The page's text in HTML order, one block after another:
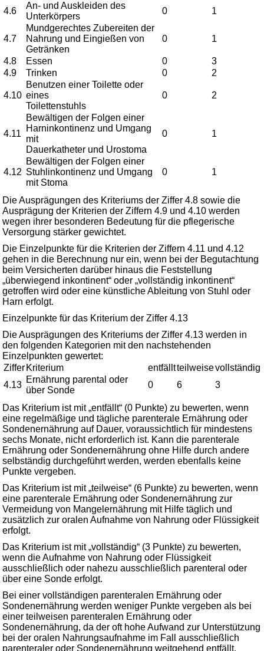
4.6
An- und Auskleiden des
Unterkörpers
0 1
4.7
Mundgerechtes Zubereiten der
Nahrung und Eingießen von
Getränken
0 1
4.8 Essen 0
3
4.9
Trinken 0 2
4.10
Benutzen einer Toilette oder
eines
Toilettenstuhls
0 2
4.11
Bewältigen der Folgen einer
Harninkontinenz und Umgang
mit
Dauerkatheter und Urostoma
0 1
4.12
Bewältigen der Folgen einer
Stuhlinkontinenz und Umgang
mit Stoma
0 1
Die Ausprägungen des Kriteriums der Ziffer 4.8 sowie die
Ausprägung der Kriterien der Ziffern 4.9 und 4.10 werden
wegen ihrer besonderen Bedeutung für die pflegerische
Versorgung stärker gewichtet.
Die Einzelpunkte für die Kriterien der Ziffern 4.11 und 4.12
gehen in die Berechnung nur ein, wenn bei der Begutachtung
beim Versicherten darüber hinaus die Feststellung
„überwiegend inkontinent“ oder „vollständig inkontinent“
getroffen wird oder eine künstliche Ableitung von Stuhl oder
Harn erfolgt.
Einzelpunkte für das Kriterium der Ziffer 4.13
Die Ausprägungen des Kriteriums der Ziffer 4.13 werden in
den folgenden Kategorien mit den nachstehenden
Einzelpunkten gewertet:
Ziffer Kriterium entfälltteilweisevollständig
4.13
Ernährung parental oder
über Sonde
0 6 3
Das Kriterium ist mit „entfällt“ (0 Punkte) zu bewerten, wenn
eine regelmäßige und tägliche parenterale Ernährung oder
Sondenernährung auf Dauer, voraussichtlich für mindestens
sechs Monate, nicht erforderlich ist. Kann die parenterale
Ernährung oder Sondenernährung ohne Hilfe durch andere
selbständig durchgeführt werden, werden ebenfalls keine
Punkte vergeben.
Das Kriterium ist mit „teilweise“ (6 Punkte) zu bewerten, wenn
eine parenterale Ernährung oder Sondenernährung zur
Vermeidung von Mangelernährung mit Hilfe täglich und
zusätzlich zur oralen Aufnahme von Nahrung oder Flüssigkeit
erfolgt.
Das Kriterium ist mit „vollständig“ (3 Punkte) zu bewerten,
wenn die Aufnahme von Nahrung oder Flüssigkeit
ausschließlich oder nahezu ausschließlich parenteral oder
über eine Sonde erfolgt.
Bei einer vollständigen parenteralen Ernährung oder
Sondenernährung werden weniger Punkte vergeben als bei
einer teilweisen parenteralen Ernährung oder
Sondenernährung, da der oft hohe Aufwand zur Unterstützung
bei der oralen Nahrungsaufnahme im Fall ausschließlich
parenteraler oder Sondenernährung weitgehend entfällt.